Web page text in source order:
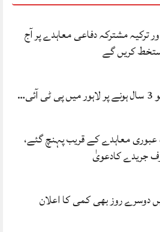
ترکیہ مشترکہ دفاعی معاہدے پر آج
کریں گے
امریکا 60 روزہ عبوری معاہدے کے قریب پہنچ گئے،
جریدے کادعویٰ
دوسرے روز بھی کمی کا اعلان